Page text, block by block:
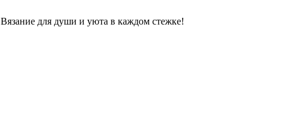
Вязание для души и уюта в каждом стежке!